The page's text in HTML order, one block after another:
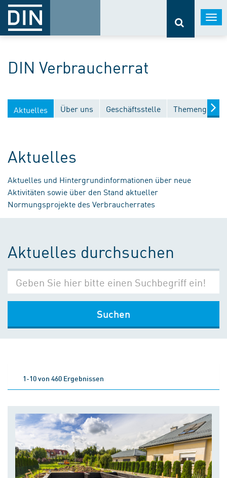
DIN Verbraucherrat
Aktuelles Über uns Geschäftsstelle
Aktuelles
Aktuelles und Hintergrundinformationen über neue
Aktivitäten sowie über den Stand aktueller
Normungsprojekte des Verbraucherrates
Aktuelles durchsuchen
Suchen
1-10 von 460 Ergebnissen